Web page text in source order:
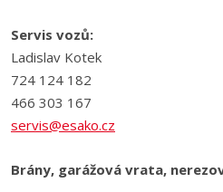
Servis vozů:
Ladislav Kotek
724 124 182
466 303 167
servis@esako.cz
Brány, garážová vrata,